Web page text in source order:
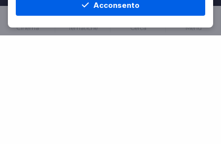
Acconsento
Cinema Tematiche Cerca Menu